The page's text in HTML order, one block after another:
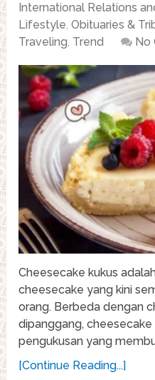
International Relations
Lifestyle,Obituaries &
Traveling, Trend No
Cheesecake kukus
cheesecake yang kini
orang. Berbeda dengan
dipanggang,
pengukusan yang
[Continue Reading...]